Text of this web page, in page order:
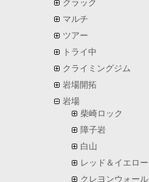
クラック
マルチ
ツアー
トライ中
クライミングジム
岩場開拓
岩場
柴崎ロック
障子岩
白山
レッド＆イエロー
クレヨンウォール